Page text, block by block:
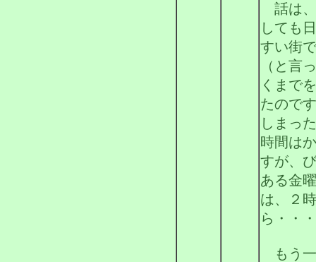
話は、
しても
すい街
（と言
くまで
たので
しまっ
時間は
すが、
ある金
は、２
ら・・
もう一